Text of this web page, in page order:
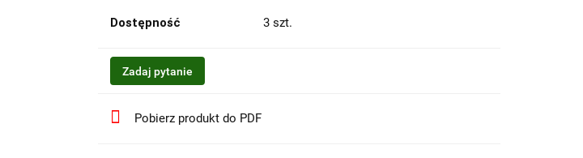
Dostępność 3 szt.
Zadaj pytanie
Pobierz produkt do PDF